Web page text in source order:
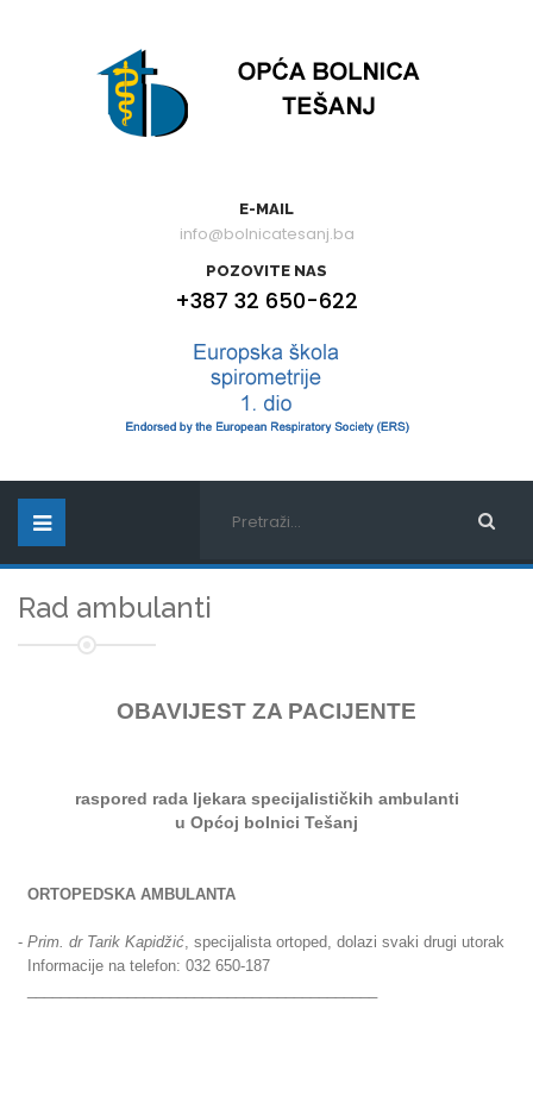
E-MAIL
info@bolnicatesanj.ba
POZOVITE NAS
+387 32 650-622
Rad ambulanti
OBAVIJEST ZA PACIJENTE
raspored rada ljekara specijalističkih ambulanti
u Općoj bolnici Tešanj
ORTOPEDSKA AMBULANTA
- Prim. dr Tarik Kapidžić, specijalista ortoped, dolazi svaki drugi utorak
Informacije na telefon: 032 650-187